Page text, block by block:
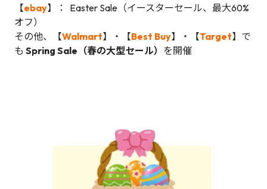
【ebay】： Easter Sale（イースターセール、最大60%
オフ）
その他、【Walmart】・【Best Buy】・【Target】で
も Spring Sale（春の大型セール） を開催